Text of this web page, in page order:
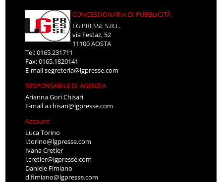
CONCESSIONARIA DI PUBBLICITÀ
LG PRESSE S.R.L.
via Festaz, 52
11100 AOSTA
Tel: 0165.231711
Fax: 0165.1820141
E-mailsegreteria@lgpresse.com
RESPONSABILE DI AGENZIA
Arianna Gori Chisari
E-maila.chisari@lgpresse.com
Account
Luca Torino
l.torino@lgpresse.com
Ivana Cretier
i.cretier@lgpresse.com
Daniele Fimiano
d.fimiano@lgpresse.com